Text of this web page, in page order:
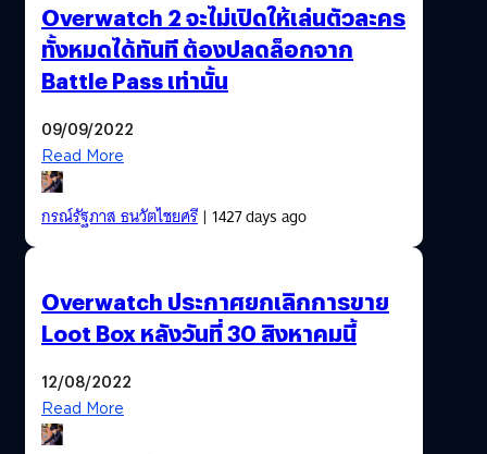
Overwatch 2 จะไม่เปิดให้เล่นตัวละคร
ทั้งหมดได้ทันที ต้องปลดล็อกจาก
Battle Pass เท่านั้น
09/09/2022
Read More
กรณ์รัฐภาส ธนวัตไชยศรี| 1427 days ago
Overwatch ประกาศยกเลิกการขาย
Loot Box หลังวันที่ 30 สิงหาคมนี้
12/08/2022
Read More